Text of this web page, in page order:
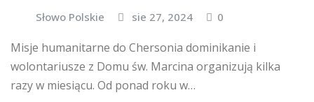
Słowo Polskie sie 27, 2024 0
Misje humanitarne do Chersonia dominikanie i
wolontariusze z Domu św. Marcina organizują kilka
razy w miesiącu. Od ponad roku w…